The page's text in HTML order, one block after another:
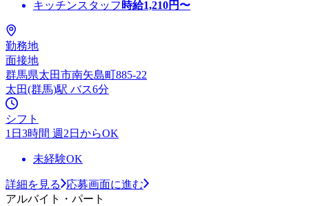
キッチンスタッフ 時給1,210円〜
勤務地
面接地
群馬県太田市南矢島町885-22
太田(群馬)駅 バス6分
シフト
1日3時間 週2日からOK
未経験OK
詳細を見る
応募画面に進む
アルバイト・パート